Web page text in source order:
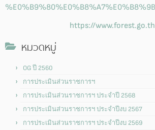
https://www.forest.go.th
หมวดหมู่
OG ปี 2560
การประเมินส่วนราชการฯ
การประเมินส่วนราชการฯ ประจำปี 2568
การประเมินส่วนราชการฯ ประจำปีงบ 2567
การประเมินส่วนราชการฯ ประจำปีงบ 2569